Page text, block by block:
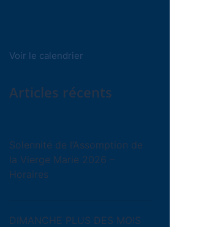
Voir le calendrier
Articles récents
Solennité de l’Assomption de
la Vierge Marie 2026 –
Horaires
DIMANCHE PLUS DES MOIS